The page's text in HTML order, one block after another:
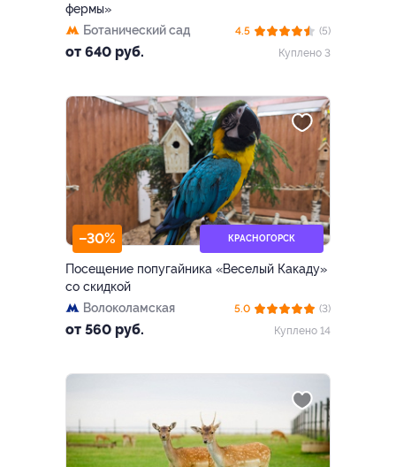
фермы»
Ботанический сад
от 640 руб.
4.5
(5)
Куплено 3
–30% КРАСНОГОРСК
Посещение попугайника «Веселый Какаду»
со скидкой
Волоколамская
от 560 руб.
5.0
(3)
Куплено 14